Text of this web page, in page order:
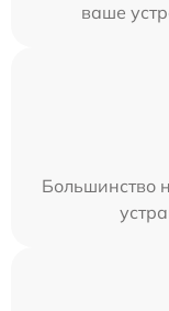
ваше
Большинство